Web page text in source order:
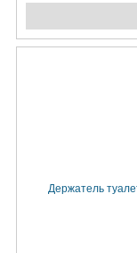
Держатель